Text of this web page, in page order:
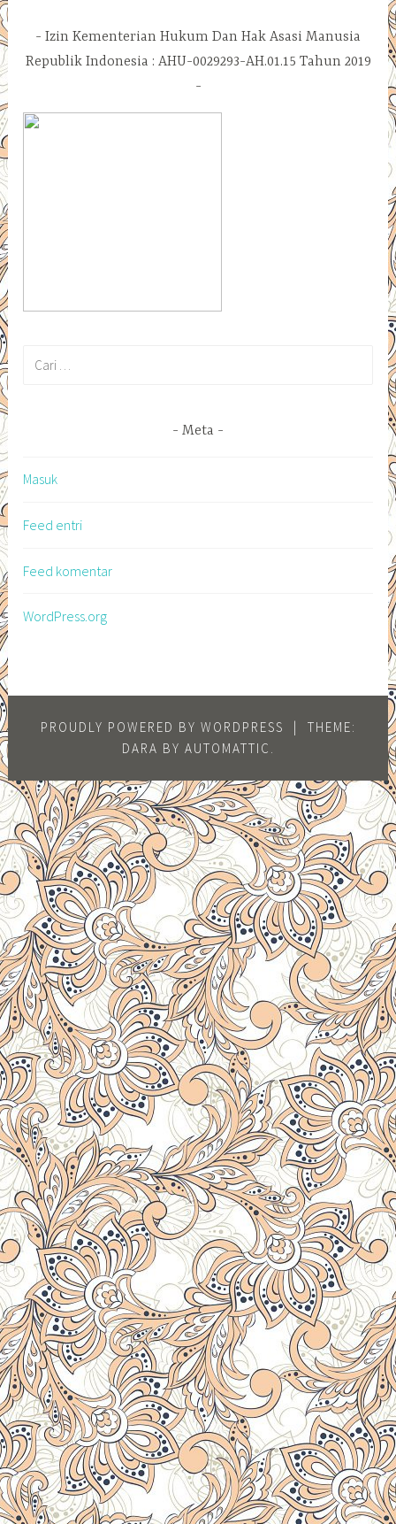
Izin Kementerian Hukum Dan Hak Asasi Manusia
Republik Indonesia : AHU-0029293-AH.01.15 Tahun 2019
Meta
Masuk
Feed entri
Feed komentar
WordPress.org
PROUDLY POWERED BY WORDPRESS |
THEME:
DARA BY AUTOMATTIC .